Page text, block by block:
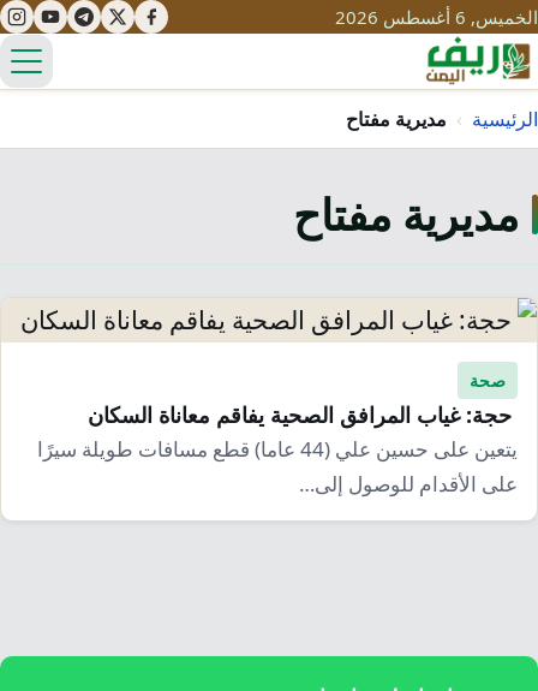
الخميس, 6 أغسطس 2026
مياه
طرُق
قصص نجاح
مبادرات
سياحة
تراث
ثقافة
التغير المناخي
محميات
التلوث
تحديات
حلول
نساء
تقارير صور
الرئيسية › مديرية مفتاح
مديرية مفتاح
صحة
حجة: غياب المرافق الصحية يفاقم معاناة السكان
يتعين على حسين علي (44 عاما) قطع مسافات طويلة سيرًا
على الأقدام للوصول إلى…